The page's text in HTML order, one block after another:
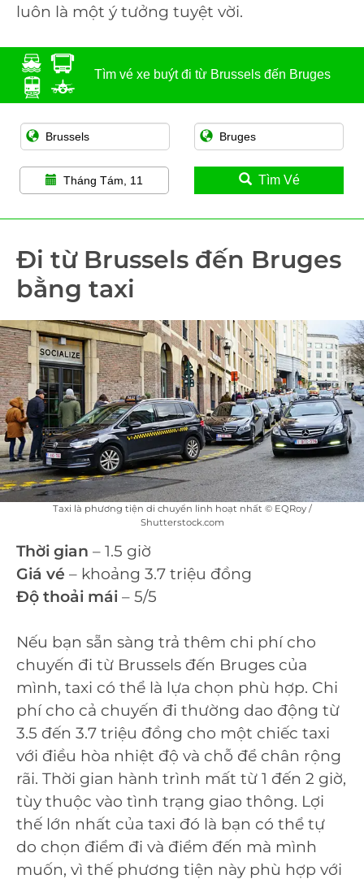
luôn là một ý tưởng tuyệt vời.
Tìm vé xe buýt đi từ Brussels đến Bruges
Tháng Tám, 11 Tìm Vé
Đi từ Brussels đến Bruges
bằng taxi
Taxi là phương tiện di chuyển linh hoạt nhất © EQRoy /
Shutterstock.com
Thời gian – 1.5 giờ
Giá vé – khoảng 3.7 triệu đồng
Độ thoải mái – 5/5
Nếu bạn sẵn sàng trả thêm chi phí cho
chuyến đi từ Brussels đến Bruges của
mình, taxi có thể là lựa chọn phù hợp. Chi
phí cho cả chuyến đi thường dao động từ
3.5 đến 3.7 triệu đồng cho một chiếc taxi
với điều hòa nhiệt độ và chỗ để chân rộng
rãi. Thời gian hành trình mất từ 1 đến 2 giờ,
tùy thuộc vào tình trạng giao thông. Lợi
thế lớn nhất của taxi đó là bạn có thể tự
do chọn điểm đi và điểm đến mà mình
muốn, vì thế phương tiện này phù hợp với